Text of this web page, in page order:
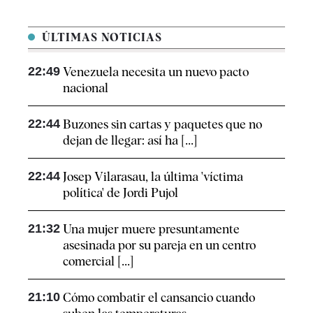
ÚLTIMAS NOTICIAS
22:49 Venezuela necesita un nuevo pacto
nacional
22:44 Buzones sin cartas y paquetes que no
dejan de llegar: así ha [...]
22:44 Josep Vilarasau, la última 'víctima
política' de Jordi Pujol
21:32 Una mujer muere presuntamente
asesinada por su pareja en un centro
comercial [...]
21:10 Cómo combatir el cansancio​ cuando